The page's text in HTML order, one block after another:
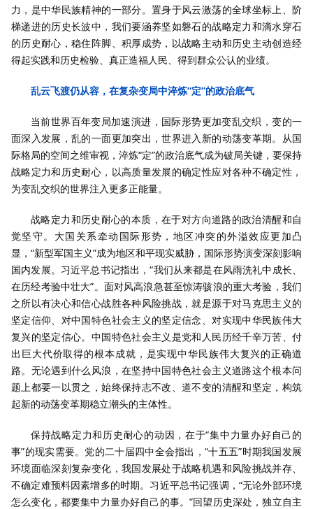
力，是中华民族精神的一部分。置身于风云激荡的全球坐标上、阶
梯递进的历史长波中，我们要涵养坚如磐石的战略定力和滴水穿石
的历史耐心，稳住阵脚、积厚成势，以战略主动和历史主动创造经
得起实践和历史检验、真正造福人民、得到群众公认的业绩。
乱云飞渡仍从容，在复杂变局中淬炼“定”的政治底气
当前世界百年变局加速演进，国际形势更加变乱交织，变的一
面深入发展，乱的一面更加突出，世界进入新的动荡变革期。从国
际格局的空间之维审视，淬炼“定”的政治底气成为破局关键，要保持
战略定力和历史耐心，以高质量发展的确定性应对各种不确定性，
为变乱交织的世界注入更多正能量。
战略定力和历史耐心的本质，在于对方向道路的政治清醒和自
觉坚守。大国关系牵动国际形势，地区冲突的外溢效应更加凸
显，“新型军国主义”成为地区和平现实威胁，国际形势演变深刻影响
国内发展。习近平总书记指出，“我们从来都是在风雨洗礼中成长、
在历经考验中壮大”。面对风高浪急甚至惊涛骇浪的重大考验，我们
之所以有决心和信心战胜各种风险挑战，就是源于对马克思主义的
坚定信仰、对中国特色社会主义的坚定信念、对实现中华民族伟大
复兴的坚定信心。中国特色社会主义是党和人民历经千辛万苦、付
出巨大代价取得的根本成就，是实现中华民族伟大复兴的正确道
路。无论遇到什么风浪，在坚持中国特色社会主义道路这个根本问
题上都要一以贯之，始终保持志不改、道不变的清醒和坚定，构筑
起新的动荡变革期稳立潮头的主体性。
保持战略定力和历史耐心的动因，在于“集中力量办好自己的
事”的现实需要。党的二十届四中全会指出，“十五五”时期我国发展
环境面临深刻复杂变化，我国发展处于战略机遇和风险挑战并存、
不确定难预料因素增多的时期。习近平总书记强调，“无论外部环境
怎么变化，都要集中力量办好自己的事。”回望历史深处，独立自主